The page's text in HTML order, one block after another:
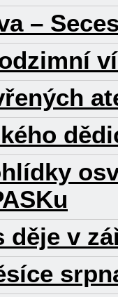
–
děje v